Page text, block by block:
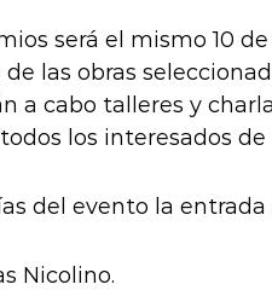
será el mismo 10
las obras
a cabo talleres y
los interesados
del evento la
Nicolino.